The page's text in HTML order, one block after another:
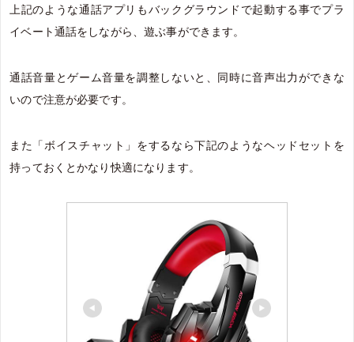
上記のような通話アプリもバックグラウンドで起動する事でプラ
イベート通話をしながら、遊ぶ事ができます。
通話音量とゲーム音量を調整しないと、同時に音声出力ができな
いので注意が必要です。
また「ボイスチャット」をするなら下記のようなヘッドセットを
持っておくとかなり快適になります。